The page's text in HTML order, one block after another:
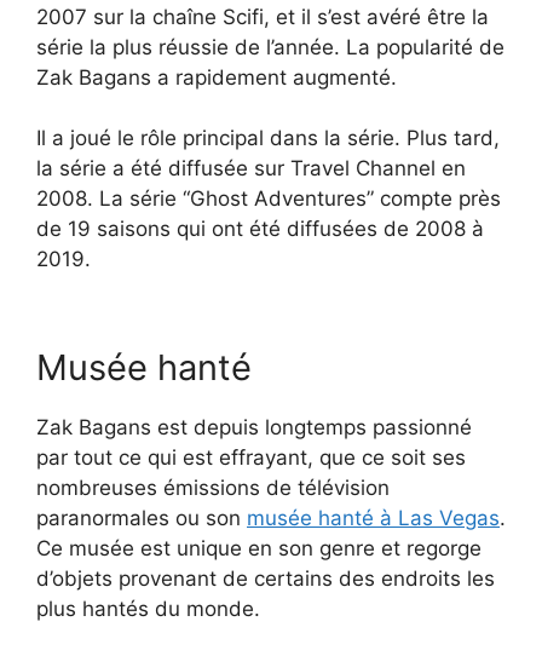
2007 sur la chaîne Scifi, et il s’est avéré être la
série la plus réussie de l’année. La popularité de
Zak Bagans a rapidement augmenté.
Il a joué le rôle principal dans la série. Plus tard,
la série a été diffusée sur Travel Channel en
2008. La série “Ghost Adventures” compte près
de 19 saisons qui ont été diffusées de 2008 à
2019.
Musée hanté
Zak Bagans est depuis longtemps passionné
par tout ce qui est effrayant, que ce soit ses
nombreuses émissions de télévision
paranormales ou son musée hanté à Las Vegas.
Ce musée est unique en son genre et regorge
d’objets provenant de certains des endroits les
plus hantés du monde.